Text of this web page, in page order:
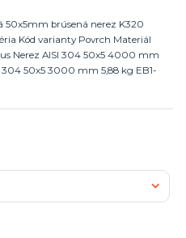
50x5mm brúsená nerez K320
Kód varianty Povrch Materiál
Nerez AISI 304 50x5 4000 mm
304 50x5 3000 mm 5,88 kg EB1-